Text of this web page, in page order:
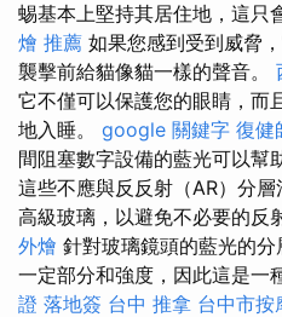
蜴基本上堅持其居住地，這只
燴 推薦 如果您感到受到威脅
襲擊前給貓像貓一樣的聲音。
它不僅可以保護您的眼睛，而
地入睡。 google 關鍵字 復健
間阻塞數字設備的藍光可以幫
這些不應與反反射（AR）分
高級玻璃，以避免不必要的反
外燴 針對玻璃鏡頭的藍光的
一定部分和強度，因此這是一
證 落地簽 台中 推拿 台中市按